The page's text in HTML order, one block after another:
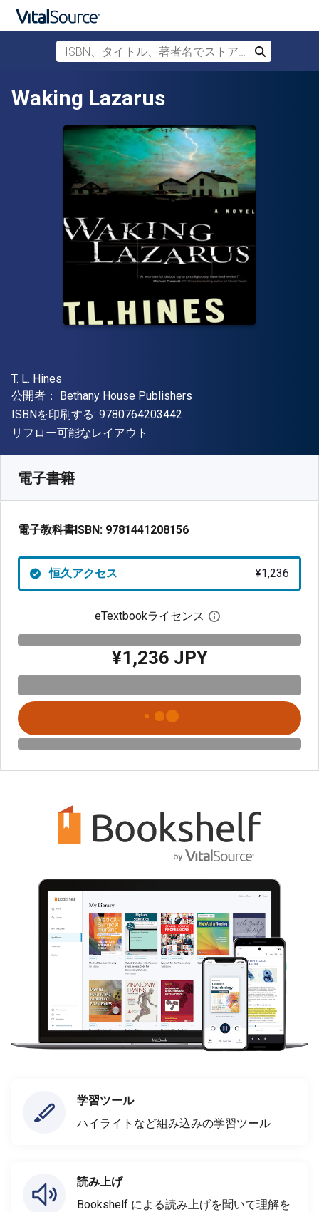
メインコンテンツへスキップ
ISBN、タイトル、著者名でストアを検索
検索
Waking Lazarus
著者
T. L. Hines
出版社
公開者： Bethany House Publishers
ISBNを印刷する: 9780764203442
形式
リフロー可能なレイアウト
電子書籍
電子教科書ISBN: 9781441208156
恒久アクセス ¥1,236
eTextbookライセンス デジタルライセン
¥1,236 JPY
学習ツール
ハイライトなど組み込みの学習ツール
読み上げ
Bookshelf による読み上げを聞いて理解を